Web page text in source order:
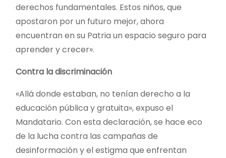
derechos fundamentales. Estos niños, que
apostaron por un futuro mejor, ahora
encuentran en su Patria un espacio seguro para
aprender y crecer».
Contra la discriminación
«Allá donde estaban, no tenían derecho a la
educación pública y gratuita», expuso el
Mandatario. Con esta declaración, se hace eco
de la lucha contra las campañas de
desinformación y el estigma que enfrentan